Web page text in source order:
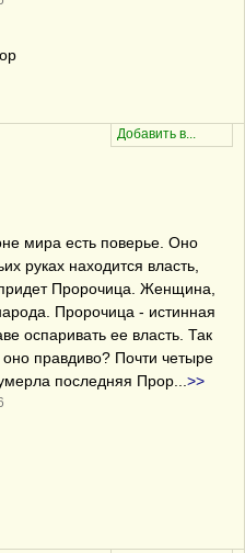
мира есть поверье. Оно
руках находится власть,
Пророчица. Женщина,
Пророчица - истинная
оспаривать ее власть. Так
правдиво? Почти четыре
последняя Прор
>>